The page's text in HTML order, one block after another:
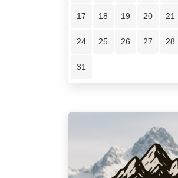
17 18 19 20 21
24 25 26 27 28
31